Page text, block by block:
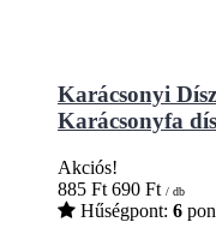
Karácsonyi
Karácsonyfa
Akciós!
885 Ft 690 Ft / db
Hűségpont: 6